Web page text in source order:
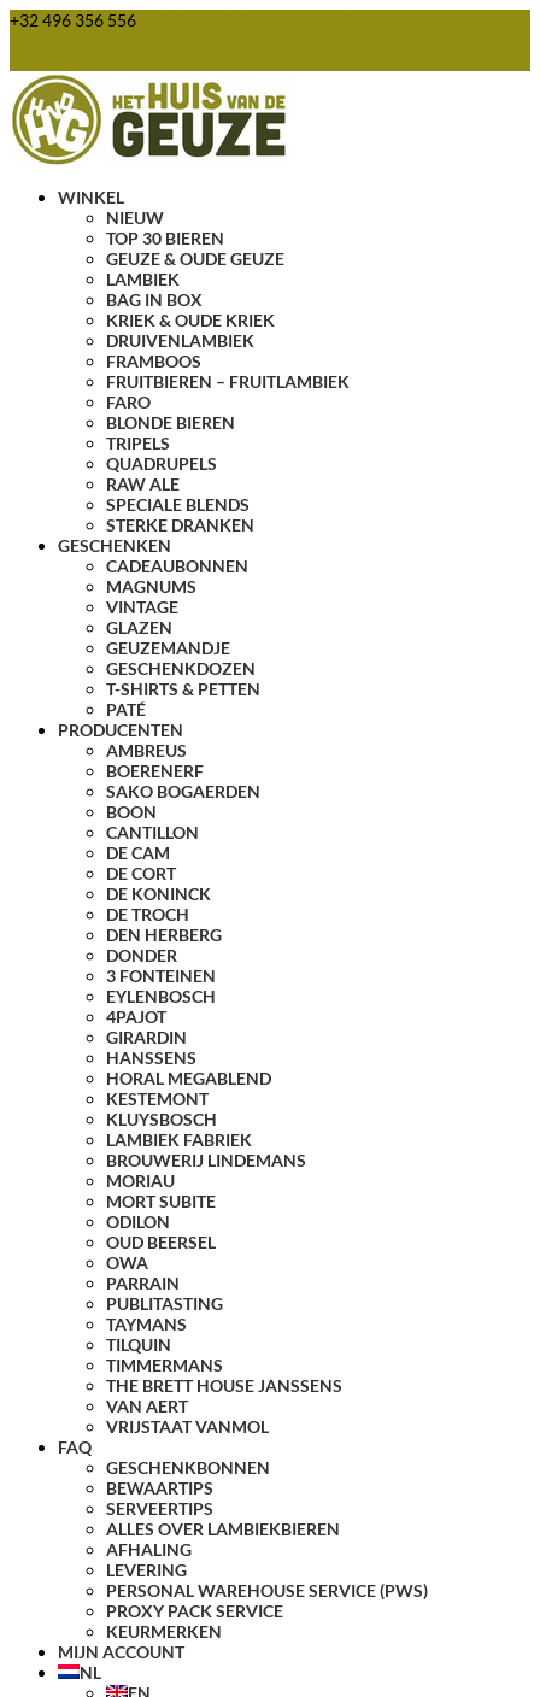
+32 496 356 556
WINKEL
NIEUW
TOP 30 BIEREN
GEUZE & OUDE GEUZE
LAMBIEK
BAG IN BOX
KRIEK & OUDE KRIEK
DRUIVENLAMBIEK
FRAMBOOS
FRUITBIEREN – FRUITLAMBIEK
FARO
BLONDE BIEREN
TRIPELS
QUADRUPELS
RAW ALE
SPECIALE BLENDS
STERKE DRANKEN
GESCHENKEN
CADEAUBONNEN
MAGNUMS
VINTAGE
GLAZEN
GEUZEMANDJE
GESCHENKDOZEN
T-SHIRTS & PETTEN
PATÉ
PRODUCENTEN
AMBREUS
BOERENERF
SAKO BOGAERDEN
BOON
CANTILLON
DE CAM
DE CORT
DE KONINCK
DE TROCH
DEN HERBERG
DONDER
3 FONTEINEN
EYLENBOSCH
4PAJOT
GIRARDIN
HANSSENS
HORAL MEGABLEND
KESTEMONT
KLUYSBOSCH
LAMBIEK FABRIEK
BROUWERIJ LINDEMANS
MORIAU
MORT SUBITE
ODILON
OUD BEERSEL
OWA
PARRAIN
PUBLITASTING
TAYMANS
TILQUIN
TIMMERMANS
THE BRETT HOUSE JANSSENS
VAN AERT
VRIJSTAAT VANMOL
FAQ
GESCHENKBONNEN
BEWAARTIPS
SERVEERTIPS
ALLES OVER LAMBIEKBIEREN
AFHALING
LEVERING
PERSONAL WAREHOUSE SERVICE (PWS)
PROXY PACK SERVICE
KEURMERKEN
MIJN ACCOUNT
NL
EN